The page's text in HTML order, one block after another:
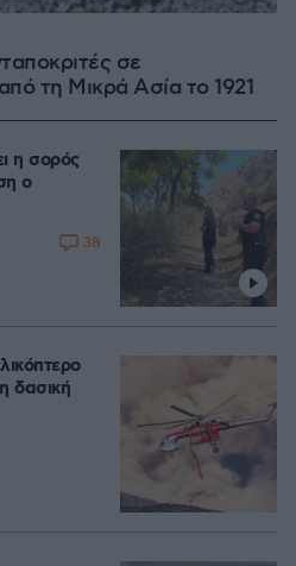
σε
τη Μικρά Ασία το 1921
η σορός
ο
38
δασική